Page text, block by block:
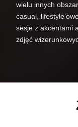
wielu innych
casual,
sesje z akcentami
zdjęć